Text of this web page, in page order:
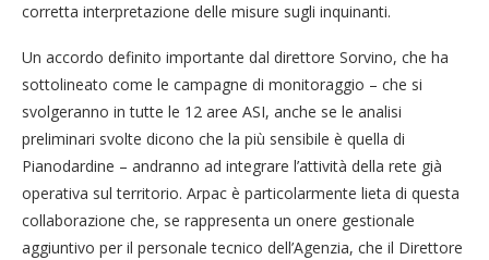
corretta interpretazione delle misure sugli inquinanti.
Un accordo definito importante dal direttore Sorvino, che ha
sottolineato come le campagne di monitoraggio – che si
svolgeranno in tutte le 12 aree ASI, anche se le analisi
preliminari svolte dicono che la più sensibile è quella di
Pianodardine – andranno ad integrare l’attività della rete già
operativa sul territorio. Arpac è particolarmente lieta di questa
collaborazione che, se rappresenta un onere gestionale
aggiuntivo per il personale tecnico dell’Agenzia, che il Direttore